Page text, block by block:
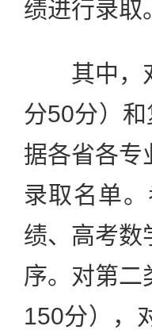
绩进行录取
其中，对
分50分）
据各省各专
录取名单
绩、高考数
序。对第二
150分），